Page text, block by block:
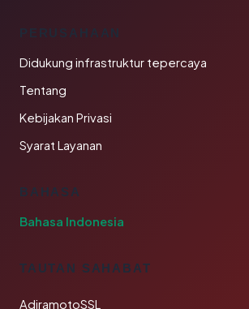
PERUSAHAAN
Didukung infrastruktur tepercaya
Tentang
Kebijakan Privasi
Syarat Layanan
BAHASA
Bahasa Indonesia
TAUTAN SAHABAT
AdiramotoSSL